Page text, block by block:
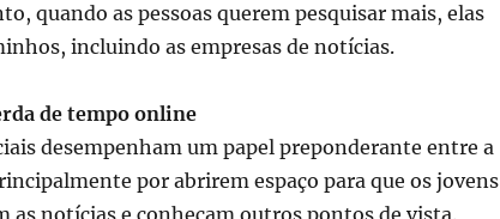
quando as pessoas querem pesquisar mais, elas
incluindo as empresas de notícias.
de tempo online
desempenham um papel preponderante entre a
por abrirem espaço para que os jovens